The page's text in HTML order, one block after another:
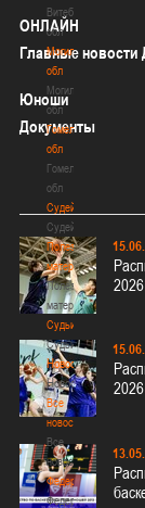
Витебская
обл
Могилевская
обл
Могилевская
обл
Гомельская
обл
Гомельская
обл
Судейство
Судейство
Полезные
материалы
Полезные
материалы
Судьи
Судьи
Новости
Новости
Все
новости
Все
новости
Федерация
Федерация
ОНЛАЙН
Главные
Юноши
Документы